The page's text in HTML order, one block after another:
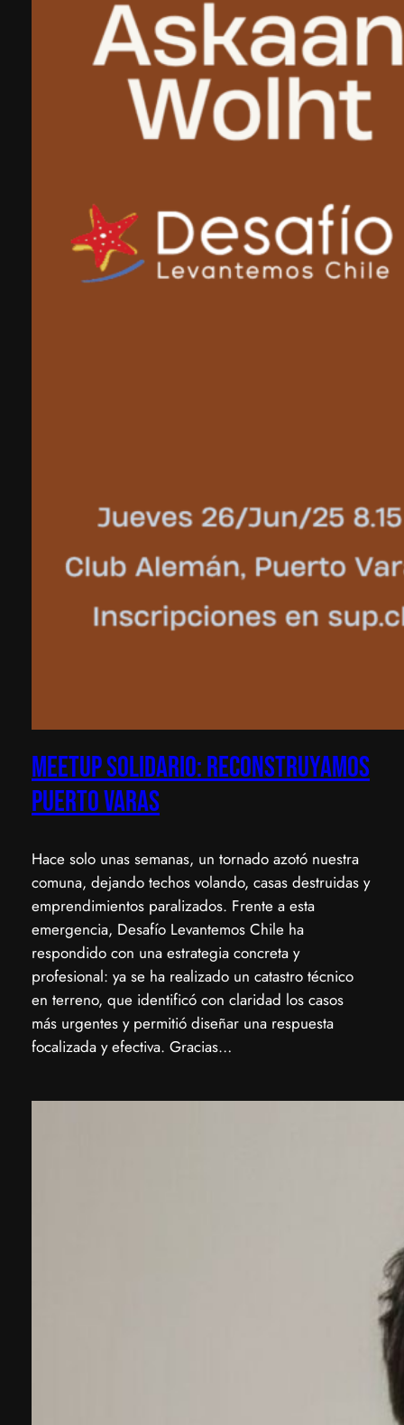
Meetup Solidario: Reconstruyamos
Puerto Varas
Hace solo unas semanas, un tornado azotó nuestra
comuna, dejando techos volando, casas destruidas y
emprendimientos paralizados. ​Frente a esta
emergencia, Desafío Levantemos Chile ha
respondido con una estrategia concreta y
profesional: ya se ha realizado un catastro técnico
en terreno, que identificó con claridad los casos
más urgentes y permitió diseñar una respuesta
focalizada y efectiva. ​Gracias…